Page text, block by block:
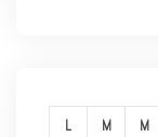
L M M